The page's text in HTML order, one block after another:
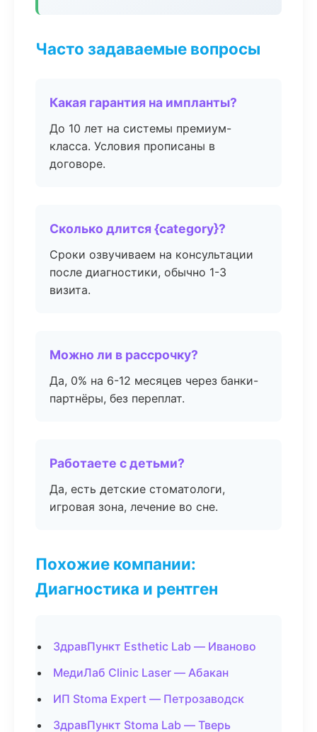
Часто задаваемые вопросы
Какая гарантия на импланты?
До 10 лет на системы премиум-
класса. Условия прописаны в
договоре.
Сколько длится {category}?
Сроки озвучиваем на консультации
после диагностики, обычно 1-3
визита.
Можно ли в рассрочку?
Да, 0% на 6-12 месяцев через банки-
партнёры, без переплат.
Работаете с детьми?
Да, есть детские стоматологи,
игровая зона, лечение во сне.
Похожие компании:
Диагностика и рентген
ЗдравПункт Esthetic Lab — Иваново
МедиЛаб Clinic Laser — Абакан
ИП Stoma Expert — Петрозаводск
ЗдравПункт Stoma Lab — Тверь